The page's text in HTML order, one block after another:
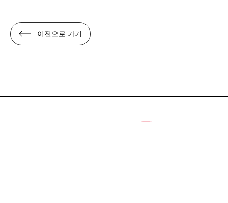
‘스타 세일러’
play2us 모바일RPG 스타세일러